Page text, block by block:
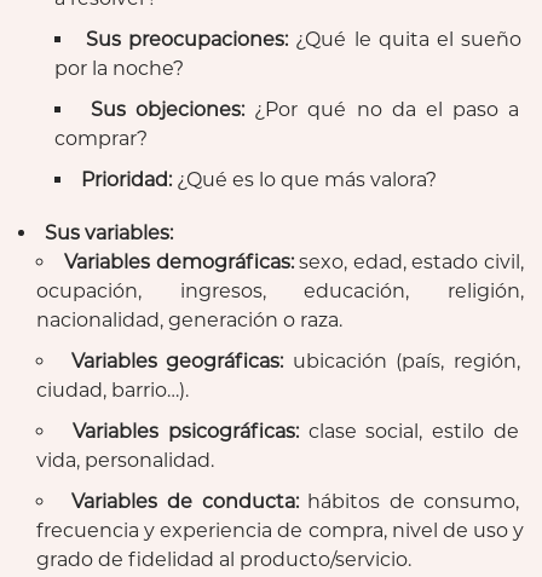
Sus preocupaciones: ¿Qué le quita el sueño
por la noche?
Sus objeciones: ¿Por qué no da el paso a
comprar?
Prioridad: ¿Qué es lo que más valora?
Sus variables:
Variables demográficas:sexo, edad, estado civil,
ocupación, ingresos, educación, religión,
nacionalidad, generación o raza.
Variables geográficas: ubicación (país, región,
ciudad, barrio…).
Variables psicográficas:clase social, estilo de
vida, personalidad.
Variables de conducta:hábitos de consumo,
frecuencia y experiencia de compra, nivel de uso y
grado de fidelidad al producto/servicio.